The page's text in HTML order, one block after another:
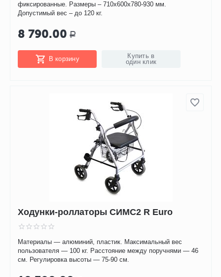
фиксированные. Размеры – 710х600х780-930 мм.
Допустимый вес – до 120 кг.
8 790.00 Р
В корзину
Купить в
один клик
Ходунки-роллаторы СИМС2 R Euro
Материалы — алюминий, пластик. Максимальный вес
пользователя — 100 кг. Расстояние между поручнями — 46
см. Регулировка высоты — 75-90 см.